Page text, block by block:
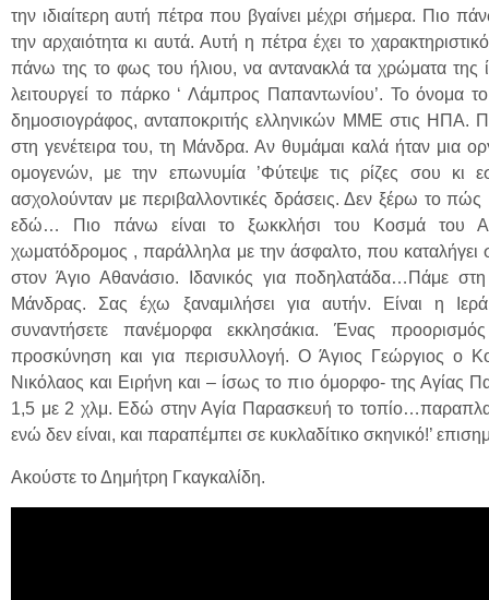
την ιδιαίτερη αυτή πέτρα που βγαίνει μέχρι σήμερα. Πιο
την αρχαιότητα κι αυτά. Αυτή η πέτρα έχει το
πάνω της το φως του ήλιου, να αντανακλά τα χρώματα της
λειτουργεί το πάρκο ‘ Λάμπρος Παπαντωνίου’. Το όνομα
δημοσιογράφος, ανταποκριτής ελληνικών ΜΜΕ στις ΗΠΑ.
στη γενέτειρα του, τη Μάνδρα. Αν θυμάμαι καλά ήταν μια
ομογενών, με την επωνυμία ’Φύτεψε τις ρίζες σου κι
ασχολούνταν με περιβαλλοντικές δράσεις. Δεν ξέρω το πώς
εδώ… Πιο πάνω είναι το ξωκκλήσι του Κοσμά του
χωματόδρομος , παράλληλα με την άσφαλτο, που καταλήγει
στον Άγιο Αθανάσιο. Ιδανικός για ποδηλατάδα…Πάμε
Μάνδρας. Σας έχω ξαναμιλήσει για αυτήν. Είναι η
συναντήσετε πανέμορφα εκκλησάκια. Ένας
προσκύνηση και για περισυλλογή. Ο Άγιος Γεώργιος ο
Νικόλαος και Ειρήνη και – ίσως το πιο όμορφο- της Αγίας
1,5 με 2 χλμ. Εδώ στην Αγία Παρασκευή το
ενώ δεν είναι, και παραπέμπει σε κυκλαδίτικο σκηνικό!’
Ακούστε το Δημήτρη Γκαγκαλίδη.